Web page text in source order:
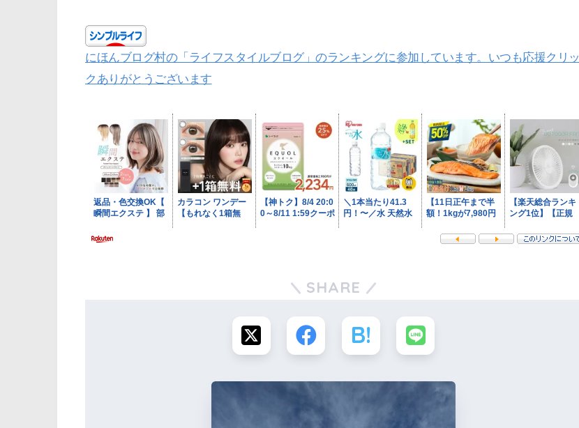
にほんブログ村の「ライフスタイルブログ」のランキングに参加しています。いつも応援クリッ
クありがとうございます
SHARE